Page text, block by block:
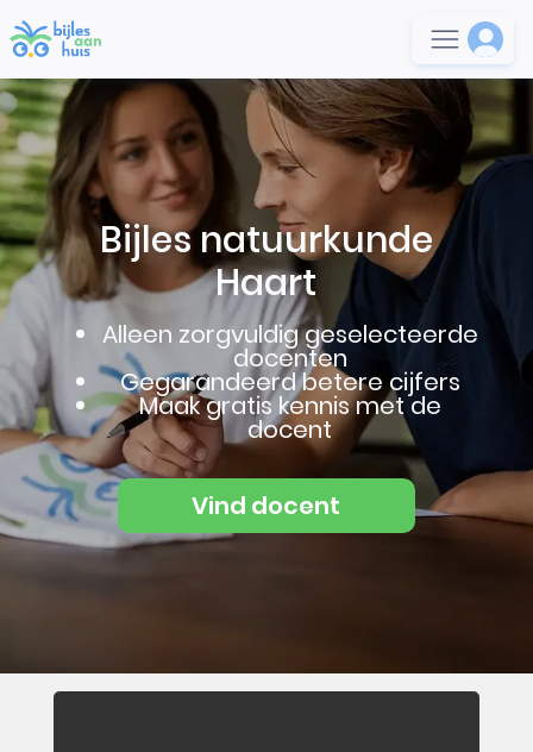
Bijles natuurkunde
Haart
Alleen zorgvuldig geselecteerde
docenten
Gegarandeerd betere cijfers
Maak gratis kennis met de
docent
Vind docent